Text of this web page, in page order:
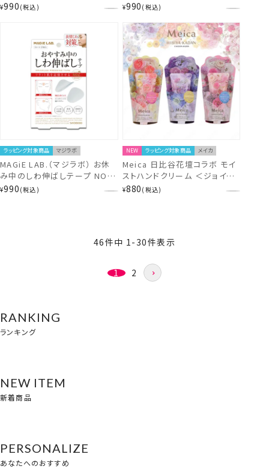
プ] トライアル30枚入り
¥990 税込
スモールタイプ 細かいところも
¥990 税込
ラッピング対象商品 マジラボ
MAGiE LAB.（マジラボ） お休
み中のしわ伸ばしテープ NO2.
ポイントタイプ 一点集中カバー
¥990 税込
NEW ラッピング対象商品 メイカ
Meica 日比谷花壇コラボ モイ
ストハンドクリーム ＜ジョイフ
ルブーケ/トランクウィルブーケ/
¥880 税込
46件中 1- 30件表示
1 2
RANKING
ランキング
NEW ITEM
新着商品
PERSONALIZE
あなたへのおすすめ